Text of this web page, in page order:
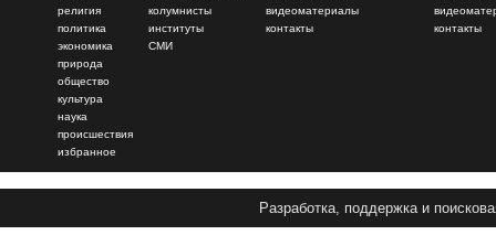
религия
политика
экономика
природа
общество
культура
наука
происшествия
избранное
колумнисты
институты
СМИ
видеоматериалы
контакты
контакты
Разработка, поддержка и